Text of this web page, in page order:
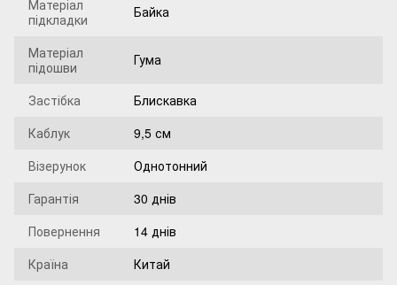
Матеріал
підкладки
Байка
Матеріал
підошви
Гума
Застібка
Блискавка
Каблук
9,5 см
Візерунок
Однотонний
Гарантія
30 днів
Повернення
14 днів
Країна
Китай